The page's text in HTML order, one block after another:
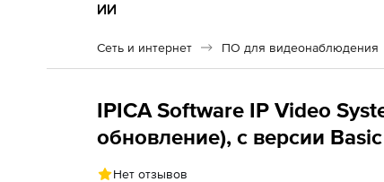
ИИ
Сеть и интернет ПО для видеонаблюдения
IPICA Software IP Video
обновление), с версии
Профессиональная
Нет отзывов